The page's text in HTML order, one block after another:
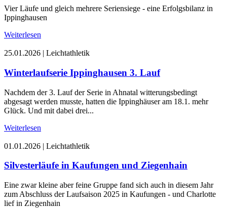
Vier Läufe und gleich mehrere Seriensiege - eine Erfolgsbilanz in
Ippinghausen
Weiterlesen
25.01.2026 | Leichtathletik
Winterlaufserie Ippinghausen 3. Lauf
Nachdem der 3. Lauf der Serie in Ahnatal witterungsbedingt
abgesagt werden musste, hatten die Ippinghäuser am 18.1. mehr
Glück. Und mit dabei drei...
Weiterlesen
01.01.2026 | Leichtathletik
Silvesterläufe in Kaufungen und Ziegenhain
Eine zwar kleine aber feine Gruppe fand sich auch in diesem Jahr
zum Abschluss der Laufsaison 2025 in Kaufungen - und Charlotte
lief in Ziegenhain